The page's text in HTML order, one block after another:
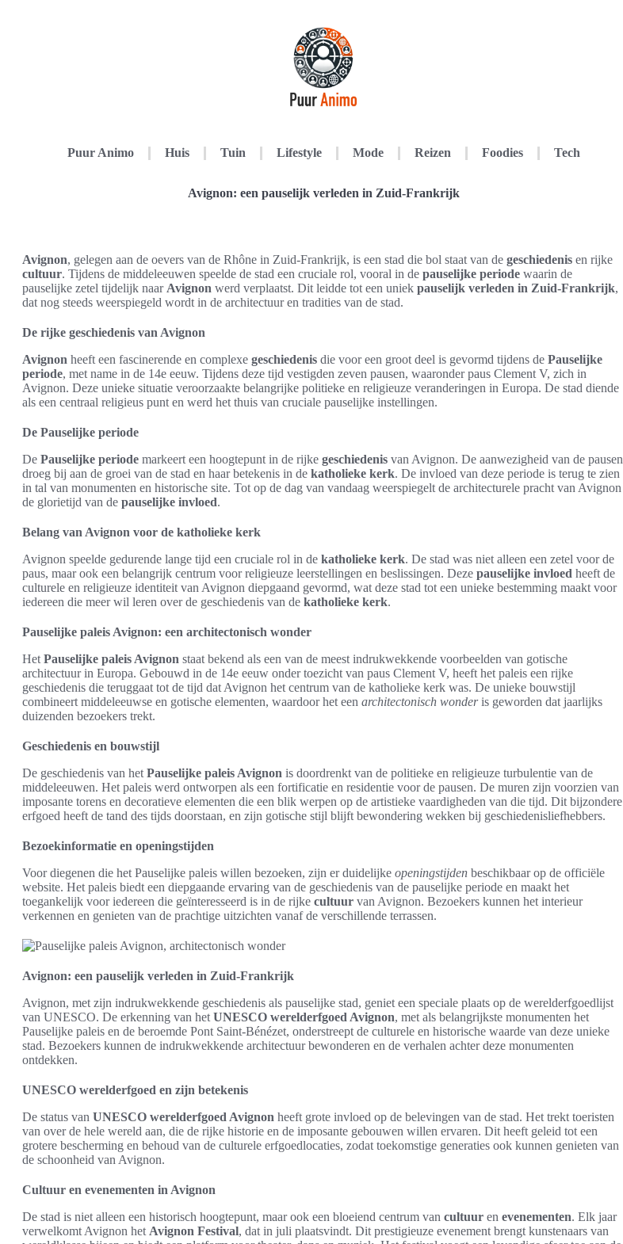
Puur Animo Huis Tuin Lifestyle Mode Reizen Foodies Tech
Avignon: een pauselijk verleden in Zuid-Frankrijk
Avignon, gelegen aan de oevers van de Rhône in Zuid-Frankrijk, is een stad die bol staat van de geschiedenis en rijke
cultuur. Tijdens de middeleeuwen speelde de stad een cruciale rol, vooral in de pauselijke periode waarin de
pauselijke zetel tijdelijk naar Avignon werd verplaatst. Dit leidde tot een uniek pauselijk verleden in Zuid-Frankrijk,
dat nog steeds weerspiegeld wordt in de architectuur en tradities van de stad.
De rijke geschiedenis van Avignon
Avignon heeft een fascinerende en complexe geschiedenis die voor een groot deel is gevormd tijdens de Pauselijke
periode, met name in de 14e eeuw. Tijdens deze tijd vestigden zeven pausen, waaronder paus Clement V, zich in
Avignon. Deze unieke situatie veroorzaakte belangrijke politieke en religieuze veranderingen in Europa. De stad diende
als een centraal religieus punt en werd het thuis van cruciale pauselijke instellingen.
De Pauselijke periode
De Pauselijke periode markeert een hoogtepunt in de rijke geschiedenis van Avignon. De aanwezigheid van de pausen
droeg bij aan de groei van de stad en haar betekenis in de katholieke kerk. De invloed van deze periode is terug te zien
in tal van monumenten en historische site. Tot op de dag van vandaag weerspiegelt de architecturele pracht van Avignon
de glorietijd van de pauselijke invloed.
Belang van Avignon voor de katholieke kerk
Avignon speelde gedurende lange tijd een cruciale rol in de katholieke kerk. De stad was niet alleen een zetel voor de
paus, maar ook een belangrijk centrum voor religieuze leerstellingen en beslissingen. Deze pauselijke invloed heeft de
culturele en religieuze identiteit van Avignon diepgaand gevormd, wat deze stad tot een unieke bestemming maakt voor
iedereen die meer wil leren over de geschiedenis van de katholieke kerk.
Pauselijke paleis Avignon: een architectonisch wonder
Het Pauselijke paleis Avignon staat bekend als een van de meest indrukwekkende voorbeelden van gotische
architectuur in Europa. Gebouwd in de 14e eeuw onder toezicht van paus Clement V, heeft het paleis een rijke
geschiedenis die teruggaat tot de tijd dat Avignon het centrum van de katholieke kerk was. De unieke bouwstijl
combineert middeleeuwse en gotische elementen, waardoor het een architectonisch wonderis geworden dat jaarlijks
duizenden bezoekers trekt.
Geschiedenis en bouwstijl
De geschiedenis van het Pauselijke paleis Avignon is doordrenkt van de politieke en religieuze turbulentie van de
middeleeuwen. Het paleis werd ontworpen als een fortificatie en residentie voor de pausen. De muren zijn voorzien van
imposante torens en decoratieve elementen die een blik werpen op de artistieke vaardigheden van die tijd. Dit bijzondere
erfgoed heeft de tand des tijds doorstaan, en zijn gotische stijl blijft bewondering wekken bij geschiedenisliefhebbers.
Bezoekinformatie en openingstijden
Voor diegenen die het Pauselijke paleis willen bezoeken, zijn er duidelijke openingstijden beschikbaar op de officiële
website. Het paleis biedt een diepgaande ervaring van de geschiedenis van de pauselijke periode en maakt het
toegankelijk voor iedereen die geïnteresseerd is in de rijke cultuur van Avignon. Bezoekers kunnen het interieur
verkennen en genieten van de prachtige uitzichten vanaf de verschillende terrassen.
Avignon: een pauselijk verleden in Zuid-Frankrijk
Avignon, met zijn indrukwekkende geschiedenis als pauselijke stad, geniet een speciale plaats op de werelderfgoedlijst
van UNESCO. De erkenning van het UNESCO werelderfgoed Avignon, met als belangrijkste monumenten het
Pauselijke paleis en de beroemde Pont Saint-Bénézet, onderstreept de culturele en historische waarde van deze unieke
stad. Bezoekers kunnen de indrukwekkende architectuur bewonderen en de verhalen achter deze monumenten
ontdekken.
UNESCO werelderfgoed en zijn betekenis
De status van UNESCO werelderfgoed Avignon heeft grote invloed op de belevingen van de stad. Het trekt toeristen
van over de hele wereld aan, die de rijke historie en de imposante gebouwen willen ervaren. Dit heeft geleid tot een
grotere bescherming en behoud van de culturele erfgoedlocaties, zodat toekomstige generaties ook kunnen genieten van
de schoonheid van Avignon.
Cultuur en evenementen in Avignon
De stad is niet alleen een historisch hoogtepunt, maar ook een bloeiend centrum van cultuur en evenementen. Elk jaar
verwelkomt Avignon het Avignon Festival, dat in juli plaatsvindt. Dit prestigieuze evenement brengt kunstenaars van